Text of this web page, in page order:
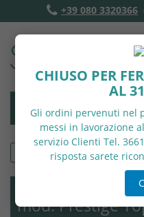
+39 080 3320366
Accessori
Materasso box
mod. Prestige
CHIUSO PER
AL
Gli ordini pervenuti nel
messi in lavorazione
servizio Clienti Tel.
risposta sarete